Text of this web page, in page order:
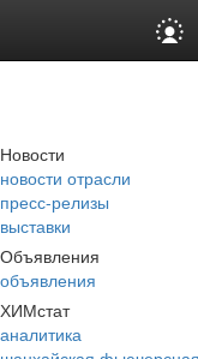
Новости
новости отрасли
пресс-релизы
выставки
Объявления
объявления
ХИМстат
аналитика